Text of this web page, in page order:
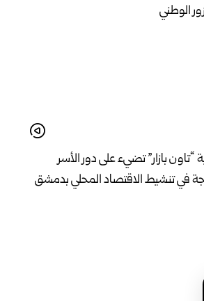
الوطني
“تاون بازار” تضيء على دور الأسر
في تنشيط الاقتصاد المحلي بدمشق